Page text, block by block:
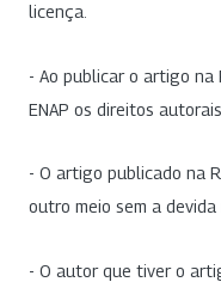
licença.
- Ao publicar o artigo na
ENAP os direitos
- O artigo publicado na
outro meio sem a
- O autor que tiver o